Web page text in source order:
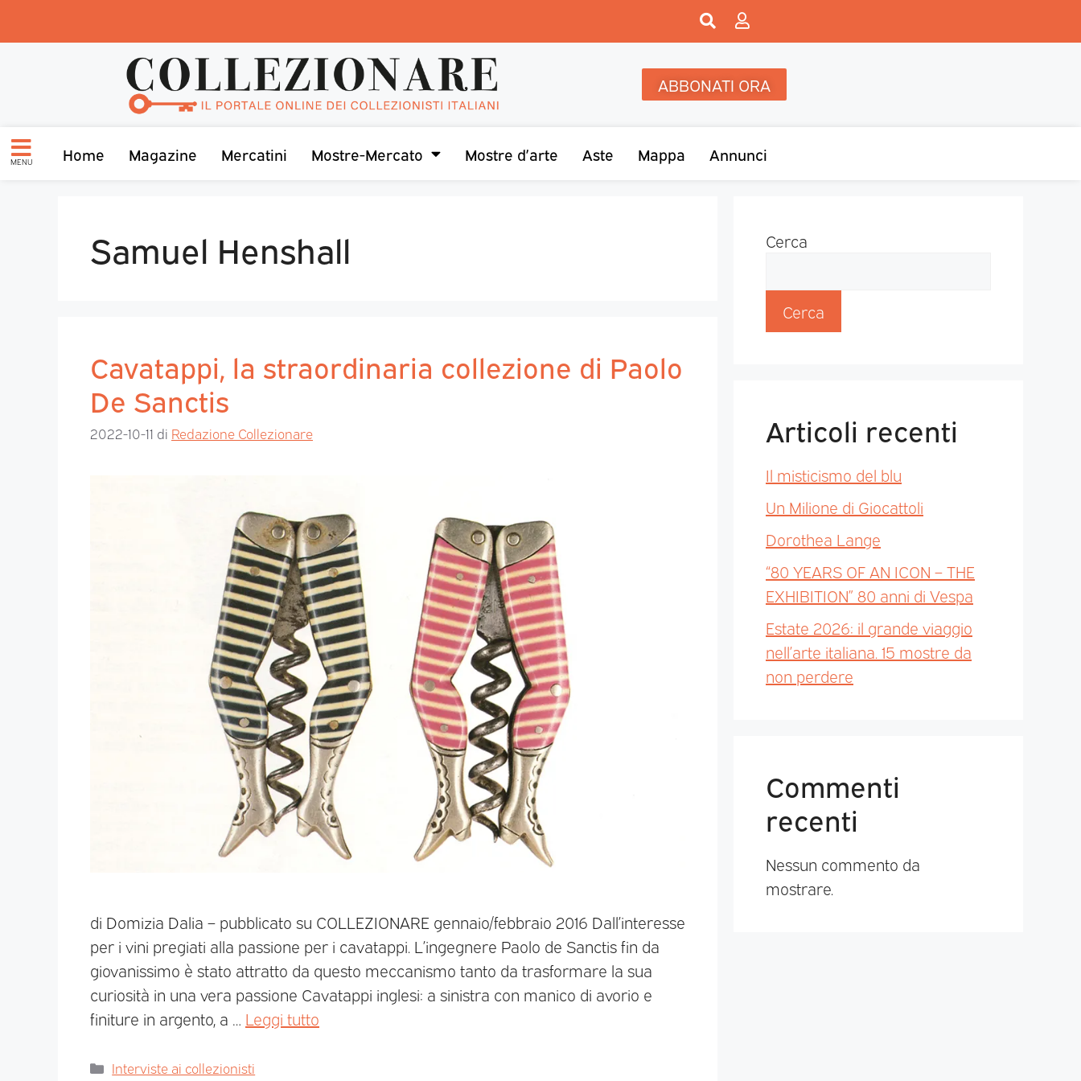
ABBONATI ORA
MENU Home Magazine Mercatini Mostre-Mercato Mostre d’arte Aste Mappa Annunci
Samuel Henshall
Cavatappi, la straordinaria collezione di Paolo
De Sanctis
2022-10-11 di Redazione Collezionare
di Domizia Dalia – pubblicato su COLLEZIONARE gennaio/febbraio 2016 Dall’interesse
per i vini pregiati alla passione per i cavatappi. L’ingegnere Paolo de Sanctis fin da
giovanissimo è stato attratto da questo meccanismo tanto da trasformare la sua
curiosità in una vera passione Cavatappi inglesi: a sinistra con manico di avorio e
finiture in argento, a … Leggi tutto
Interviste ai collezionisti
Cerca
Cerca
Articoli recenti
Il misticismo del blu
Un Milione di Giocattoli
Dorothea Lange
“80 YEARS OF AN ICON – THE
EXHIBITION” 80 anni di Vespa
Estate 2026: il grande viaggio
nell’arte italiana. 15 mostre da
non perdere
Commenti
recenti
Nessun commento da
mostrare.